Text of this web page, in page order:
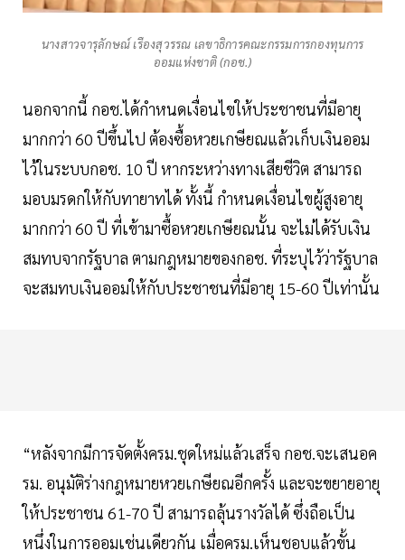
นางสาวจารุลักษณ์ เรืองสุวรรณ เลขาธิการคณะกรรมการกองทุนการ
ออมแห่งชาติ (กอช.)
นอกจากนี้ กอช.ได้กำหนดเงื่อนไขให้ประชาชนที่มีอายุ
มากกว่า 60 ปีขึ้นไป ต้องซื้อหวยเกษียณแล้วเก็บเงินออม
ไว้ในระบบกอช. 10 ปี หากระหว่างทางเสียชีวิต สามารถ
มอบมรดกให้กับทายาทได้ ทั้งนี้ กำหนดเงื่อนไขผู้สูงอายุ
มากกว่า 60 ปี ที่เข้ามาซื้อหวยเกษียณนั้น จะไม่ได้รับเงิน
สมทบจากรัฐบาล ตามกฎหมายของกอช. ที่ระบุไว้ว่ารัฐบาล
จะสมทบเงินออมให้กับประชาชนที่มีอายุ 15-60 ปีเท่านั้น
“หลังจากมีการจัดตั้งครม.ชุดใหม่แล้วเสร็จ กอช.จะเสนอค
รม. อนุมัติร่างกฎหมายหวยเกษียณอีกครั้ง และจะขยายอายุ
ให้ประชาชน 61-70 ปี สามารถลุ้นรางวัลได้ ซึ่งถือเป็น
หนึ่งในการออมเช่นเดียวกัน เมื่อครม.เห็นชอบแล้วขั้น